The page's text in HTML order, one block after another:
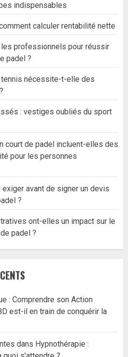
indispensables
calculer rentabilité nette
professionnels pour réussir
padel ?
tennis nécessite-t-elle des
: vestiges oubliés du sport
court de padel incluent-elles des
pour les personnes
avant de signer un devis
?
ont-elles un impact sur le
padel ?
: Comprendre son Action
est-il en train de conquérir la
dans Hypnothérapie :